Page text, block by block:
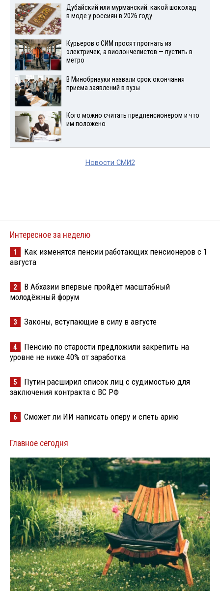
Дубайский или мурманский: какой шоколад
в моде у россиян в 2026 году
Курьеров с СИМ просят прогнать из
электричек, а виолончелистов — пустить в
метро
В Минобрнауки назвали срок окончания
приема заявлений в вузы
Кого можно считать предпенсионером и что
им положено
Новости СМИ2
Интересное за неделю
1
Как изменятся пенсии работающих пенсионеров с 1
августа
2
В Абхазии впервые пройдёт масштабный
молодёжный форум
3 Законы, вступающие в силу в августе
4
Пенсию по старости предложили закрепить на
уровне не ниже 40% от заработка
5
Путин расширил список лиц с судимостью для
заключения контракта с ВС РФ
6 Сможет ли ИИ написать оперу и спеть арию
Главное сегодня